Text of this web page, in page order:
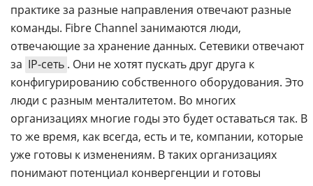
практике за разные направления отвечают разные
команды. Fibre Channel занимаются люди,
отвечающие за хранение данных. Сетевики отвечают
за IP-сеть . Они не хотят пускать друг друга к
конфигурированию собственного оборудования. Это
люди с разным менталитетом. Во многих
организациях многие годы это будет оставаться так. В
то же время, как всегда, есть и те, компании, которые
уже готовы к изменениям. В таких организациях
понимают потенциал конвергенции и готовы